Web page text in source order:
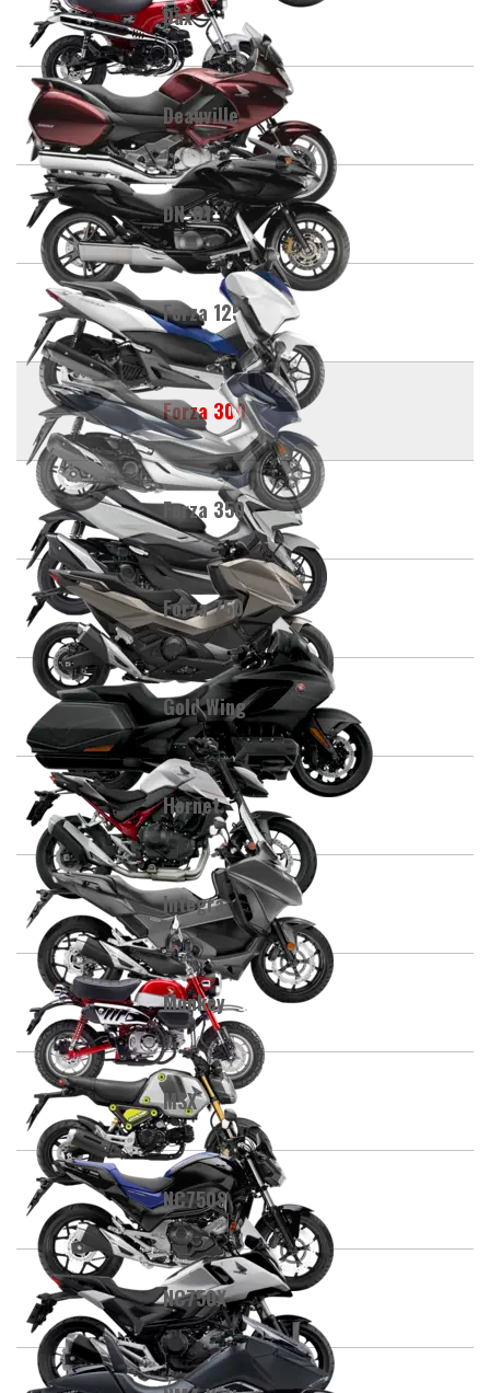
Dax
Deauville
DN-01
Forza 125
Forza 300
Forza 350
Forza 750
Gold Wing
Hornet
Integra
Monkey
MSX
NC750S
NC750X